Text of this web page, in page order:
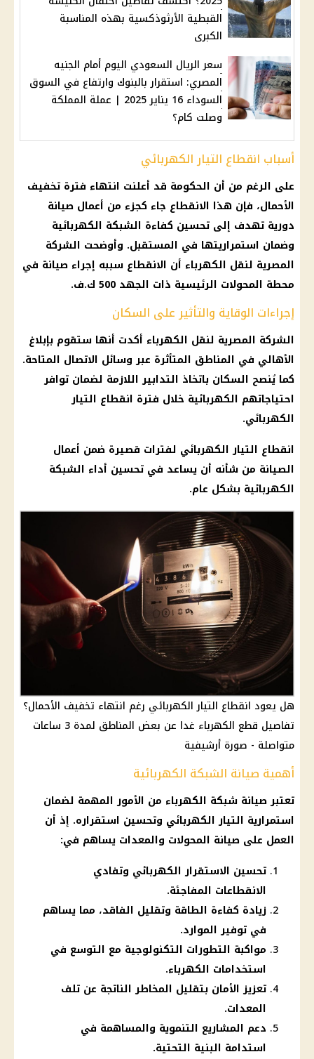
القبطية الأرثوذكسية بهذه المناسبة
الكبرى
سعر الريال السعودي اليوم أمام الجنيه
المصري: استقرار بالبنوك وارتفاع في السوق
السوداء 16 يناير 2025 | عملة المملكة
وصلت كام؟
أسباب انقطاع التيار الكهربائي
على الرغم من أن الحكومة قد أعلنت انتهاء فترة تخفيف
الأحمال، فإن هذا الانقطاع جاء كجزء من أعمال صيانة
دورية تهدف إلى تحسين كفاءة الشبكة الكهربائية
وضمان استمراريتها في المستقبل. وأوضحت الشركة
المصرية لنقل الكهرباء أن الانقطاع سببه إجراء صيانة في
محطة المحولات الرئيسية ذات الجهد 500 ك.ف.
إجراءات الوقاية والتأثير على السكان
الشركة المصرية لنقل الكهرباء أكدت أنها ستقوم بإبلاغ
الأهالي في المناطق المتأثرة عبر وسائل الاتصال المتاحة.
كما يُنصح السكان باتخاذ التدابير اللازمة لضمان توافر
احتياجاتهم الكهربائية خلال فترة انقطاع التيار
الكهربائي.
انقطاع التيار الكهربائي لفترات قصيرة ضمن أعمال
الصيانة من شأنه أن يساعد في تحسين أداء الشبكة
الكهربائية بشكل عام.
هل يعود انقطاع التيار الكهربائي رغم انتهاء تخفيف الأحمال؟
تفاصيل قطع الكهرباء غدا عن بعض المناطق لمدة 3 ساعات
متواصلة - صورة أرشيفية
أهمية صيانة الشبكة الكهربائية
تعتبرصيانة شبكة الكهرباء من الأمور المهمة لضمان
استمرارية التيار الكهربائي وتحسين استقراره. إذ أن
العمل على صيانة المحولات والمعدات يساهم في:
تحسين الاستقرار الكهربائي وتفادي
الانقطاعات المفاجئة.
زيادة كفاءة الطاقة وتقليل الفاقد، مما يساهم
في توفير الموارد.
مواكبة التطورات التكنولوجية مع التوسع في
استخدامات الكهرباء.
تعزيز الأمان بتقليل المخاطر الناتجة عن تلف
المعدات.
دعم المشاريع التنموية والمساهمة في
استدامة البنية التحتية.